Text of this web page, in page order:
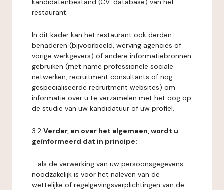
kandidatenbestand (CV-database) van het
restaurant.
In dit kader kan het restaurant ook derden
benaderen (bijvoorbeeld, werving agencies of
vorige werkgevers) of andere informatiebronnen
gebruiken (met name professionele sociale
netwerken, recruitment consultants of nog
gespecialiseerde recruitment websites) om
informatie over u te verzamelen met het oog op
de studie van uw kandidatuur of uw profiel.
3.2 Verder, en over het algemeen, wordt u
geïnformeerd dat in principe:
- als de verwerking van uw persoonsgegevens
noodzakelijk is voor het naleven van de
wettelijke of regelgevingsverplichtingen van de